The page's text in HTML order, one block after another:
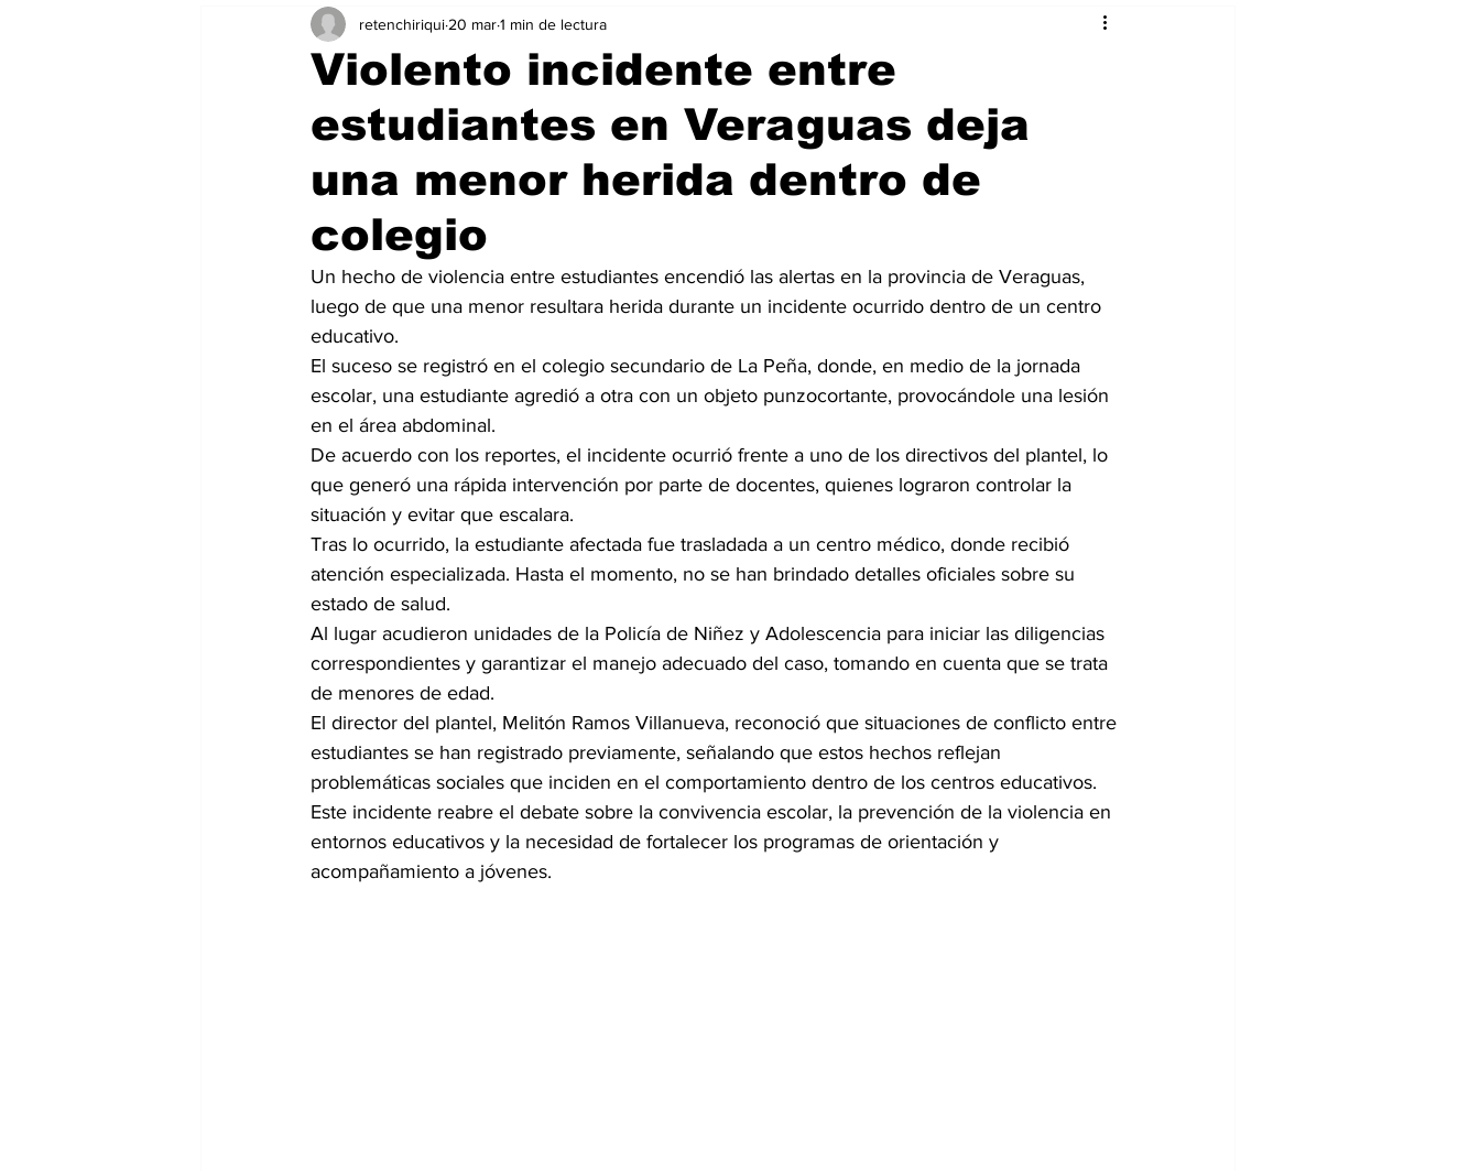
Internacionales
Violento incidente entre
estudiantes en Veraguas deja
una menor herida dentro de
colegio
retenchiriqui 20 mar1 min de lectura
Un hecho de violencia entre estudiantes encendió las alertas en la provincia de Veraguas,
luego de que una menor resultara herida durante un incidente ocurrido dentro de un centro
educativo.
El suceso se registró en el colegio secundario de La Peña, donde, en medio de la jornada
escolar, una estudiante agredió a otra con un objeto punzocortante, provocándole una lesión
en el área abdominal.
De acuerdo con los reportes, el incidente ocurrió frente a uno de los directivos del plantel, lo
que generó una rápida intervención por parte de docentes, quienes lograron controlar la
situación y evitar que escalara.
Tras lo ocurrido, la estudiante afectada fue trasladada a un centro médico, donde recibió
atención especializada. Hasta el momento, no se han brindado detalles oficiales sobre su
estado de salud.
Al lugar acudieron unidades de la Policía de Niñez y Adolescencia para iniciar las diligencias
correspondientes y garantizar el manejo adecuado del caso, tomando en cuenta que se trata
de menores de edad.
El director del plantel, Melitón Ramos Villanueva, reconoció que situaciones de conflicto entre
estudiantes se han registrado previamente, señalando que estos hechos reflejan
problemáticas sociales que inciden en el comportamiento dentro de los centros educativos.
Este incidente reabre el debate sobre la convivencia escolar, la prevención de la violencia en
entornos educativos y la necesidad de fortalecer los programas de orientación y
acompañamiento a jóvenes.